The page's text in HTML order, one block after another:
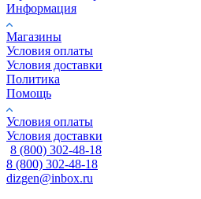
Информация
Магазины
Условия оплаты
Условия доставки
Политика
Помощь
Условия оплаты
Условия доставки
8 (800) 302-48-18
8 (800) 302-48-18
dizgen@inbox.ru